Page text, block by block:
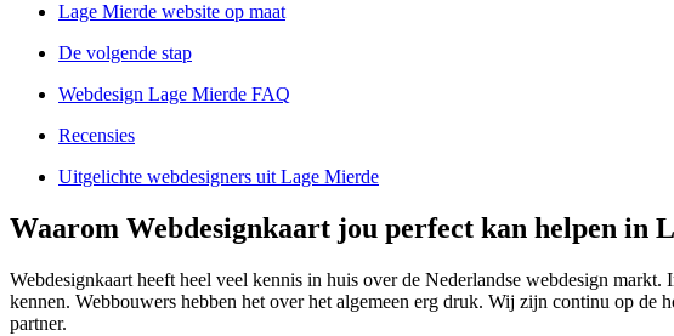
Lage Mierde website op maat
De volgende stap
Webdesign Lage Mierde FAQ
Recensies
Uitgelichte webdesigners uit Lage Mierde
Waarom Webdesignkaart jou perfect kan helpen in
Webdesignkaart heeft heel veel kennis in huis over de Nederlandse webdesign
kennen. Webbouwers hebben het over het algemeen erg druk. Wij zijn continu op de
partner.